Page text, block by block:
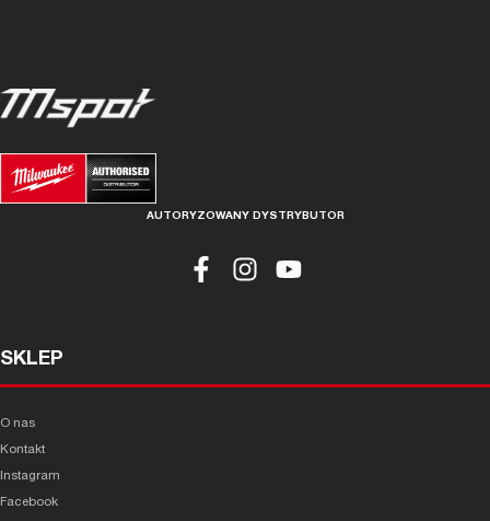
AUTORYZOWANY DYSTRYBUTOR
SKLEP
O nas
Kontakt
Instagram
Facebook